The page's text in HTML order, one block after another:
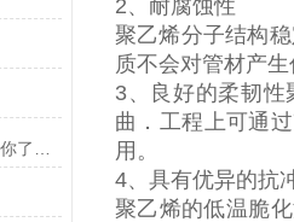
2、耐腐蚀性
聚乙烯分子结构
质不会对管材产
3、良好的柔韧
曲．工程上可通
用。
4、具有优异的抗
聚乙烯的低温脆